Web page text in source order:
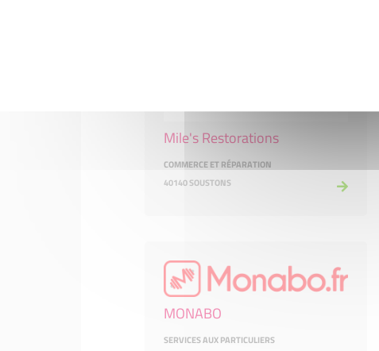
Mile's Restorations
COMMERCE ET RÉPARATION
40140 SOUSTONS
MONABO
SERVICES AUX PARTICULIERS